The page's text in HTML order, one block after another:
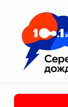
Москва 100.1 FM
Апатиты